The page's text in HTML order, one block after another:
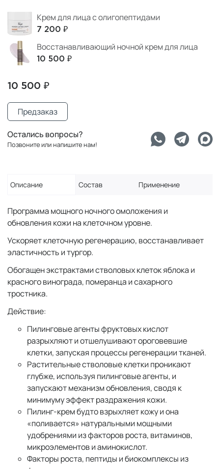
Крем для лица с олигопептидами
7 200 ₽
Восстанавливающий ночной крем для лица
10 500 ₽
10 500 ₽
Предзаказ
Остались вопросы?
Позвоните или напишите нам!
Описание Состав Применение
Программа мощного ночного омоложения и
обновления кожи на клеточном уровне.
Ускоряет клеточную регенерацию, восстанавливает
эластичность и тургор.
Обогащен экстрактами стволовых клеток яблока и
красного винограда, померанца и сахарного
тростника.
Действие:
Пилинговые агенты фруктовых кислот
разрыхляют и отшелушивают ороговевшие
клетки, запуская процессы регенерации тканей.
Растительные стволовые клетки проникают
глубже, используя пилинговые агенты, и
запускают механизм обновления, сводя к
минимуму эффект раздражения кожи.
Пилинг-крем будто взрыхляет кожу и она
«поливается» натуральными мощными
удобрениями из факторов роста, витаминов,
микроэлементов и аминокислот.
Факторы роста, пептиды и биокомплексы из